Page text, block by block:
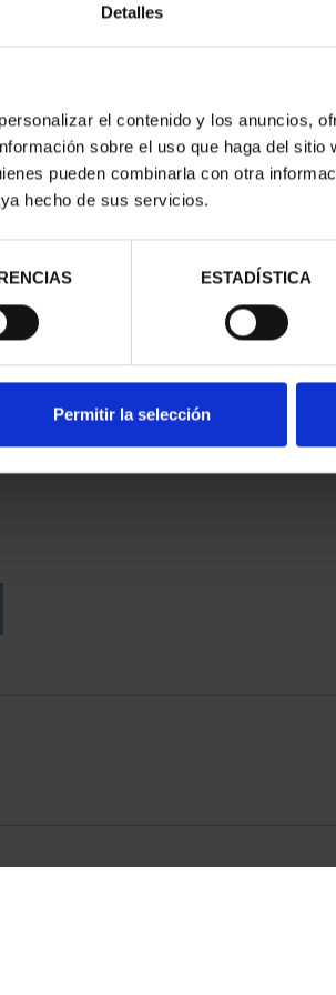
Detalles
el contenido y los anuncios,
sobre el uso que haga del sitio
pueden combinarla con otra
hecho de sus servicios.
ESTADÍSTICA
Permitir la selección